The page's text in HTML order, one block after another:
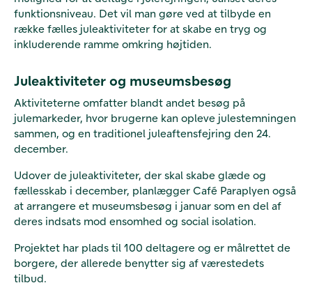
funktionsniveau. Det vil man gøre ved at tilbyde en
række fælles juleaktiviteter for at skabe en tryg og
inkluderende ramme omkring højtiden.
Juleaktiviteter og museumsbesøg
Aktiviteterne omfatter blandt andet besøg på
julemarkeder, hvor brugerne kan opleve julestemningen
sammen, og en traditionel juleaftensfejring den 24.
december.
Udover de juleaktiviteter, der skal skabe glæde og
fællesskab i december, planlægger Café Paraplyen også
at arrangere et museumsbesøg i januar som en del af
deres indsats mod ensomhed og social isolation.
Projektet har plads til 100 deltagere og er målrettet de
borgere, der allerede benytter sig af værestedets
tilbud.